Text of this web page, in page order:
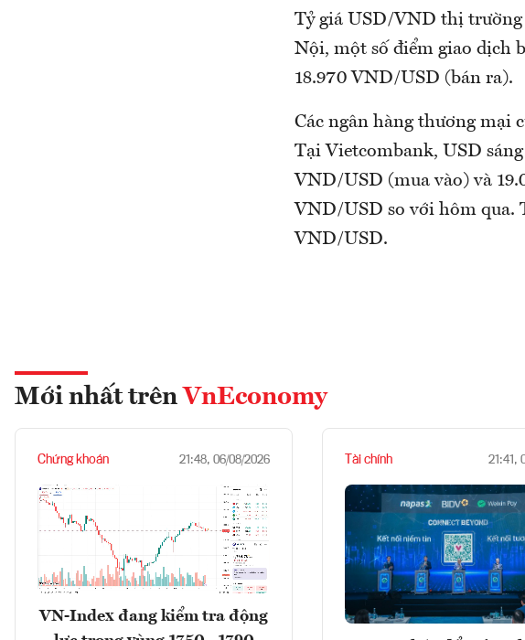
Tỷ giá USD/VND thị trường
Nội, một số điểm giao dịch
18.970 VND/USD (bán ra).
Các ngân hàng thương mại
Tại Vietcombank, USD
VND/USD (mua vào) và
VND/USD so với hôm qua.
VND/USD.
Mới nhất trên VnEconomy
Chứng khoán 21:48, 06/08/2026
VN-Index đang kiểm tra động
Tài chính 21:41,